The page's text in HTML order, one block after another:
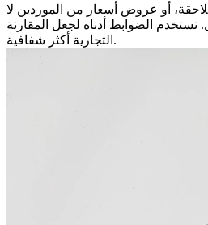
أو عروض أسعار من الموردين لا
الضوابط أدناه لجعل المقارنة
التجارية أكثر شفافية.